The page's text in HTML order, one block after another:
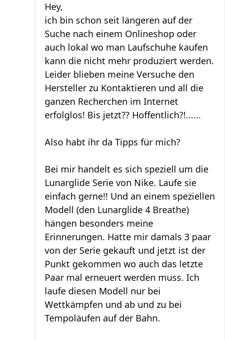
Hey,
ich bin schon seit längeren auf der
Suche nach einem Onlineshop oder
auch lokal wo man Laufschuhe kaufen
kann die nicht mehr produziert werden.
Leider blieben meine Versuche den
Hersteller zu Kontaktieren und all die
ganzen Recherchen im Internet
erfolglos! Bis jetzt?? Hoffentlich?!......
Also habt ihr da Tipps für mich?
Bei mir handelt es sich speziell um die
Lunarglide Serie von Nike. Laufe sie
einfach gerne!! Und an einem speziellen
Modell (den Lunarglide 4 Breathe)
hängen besonders meine
Erinnerungen. Hatte mir damals 3 paar
von der Serie gekauft und jetzt ist der
Punkt gekommen wo auch das letzte
Paar mal erneuert werden muss. Ich
laufe diesen Modell nur bei
Wettkämpfen und ab und zu bei
Tempoläufen auf der Bahn.